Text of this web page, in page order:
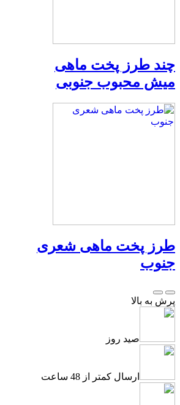
چند طرز پخت ماهی
میش محبوب جنوبی
طرز پخت ماهی شعری
جنوب
پرش به بالا
صید روز
ارسال کمتر از 48 ساعت